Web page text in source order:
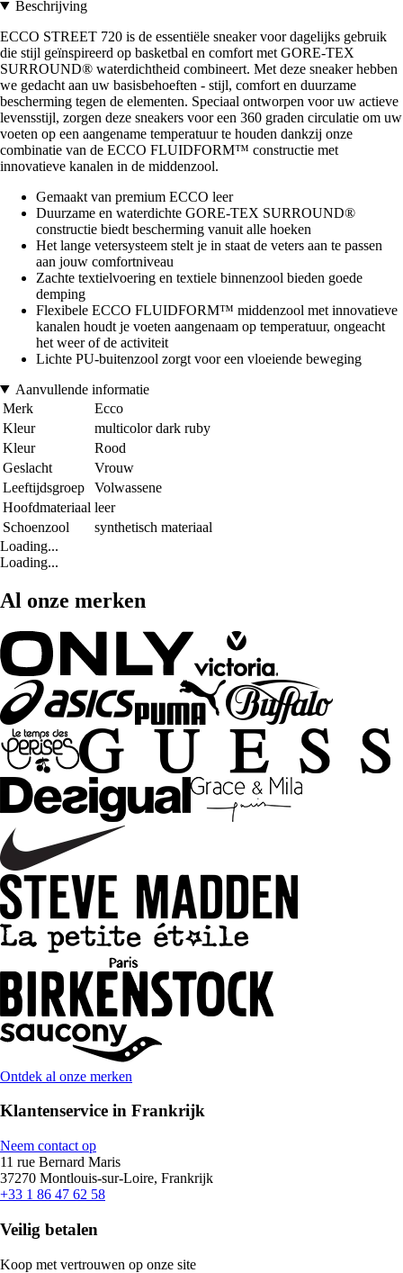
Beschrijving
ECCO STREET 720 is de essentiële sneaker voor dagelijks gebruik
die stijl geïnspireerd op basketbal en comfort met GORE-TEX
SURROUND® waterdichtheid combineert. Met deze sneaker hebben
we gedacht aan uw basisbehoeften - stijl, comfort en duurzame
bescherming tegen de elementen. Speciaal ontworpen voor uw actieve
levensstijl, zorgen deze sneakers voor een 360 graden circulatie om uw
voeten op een aangename temperatuur te houden dankzij onze
combinatie van de ECCO FLUIDFORM™ constructie met
innovatieve kanalen in de middenzool.
Gemaakt van premium ECCO leer
Duurzame en waterdichte GORE-TEX SURROUND®
constructie biedt bescherming vanuit alle hoeken
Het lange vetersysteem stelt je in staat de veters aan te passen
aan jouw comfortniveau
Zachte textielvoering en textiele binnenzool bieden goede
demping
Flexibele ECCO FLUIDFORM™ middenzool met innovatieve
kanalen houdt je voeten aangenaam op temperatuur, ongeacht
het weer of de activiteit
Lichte PU-buitenzool zorgt voor een vloeiende beweging
Aanvullende informatie
Merk
Ecco
Kleur
multicolor dark ruby
Kleur
Rood
Geslacht
Vrouw
Leeftijdsgroep
Volwassene
Hoofdmateriaal leer
Schoenzool
synthetisch materiaal
Loading...
Loading...
Al onze merken
Ontdek al onze merken
Klantenservice in Frankrijk
Neem contact op
11 rue Bernard Maris
37270 Montlouis-sur-Loire, Frankrijk
+33 1 86 47 62 58
Veilig betalen
Koop met vertrouwen op onze site